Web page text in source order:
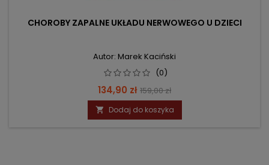
CHOROBY ZAPALNE UKŁADU NERWOWEGO U DZIECI
Autor: Marek Kaciński
(0)
Cena
134,90 zł Cena
podstawowa
159,00 zł
 Dodaj do koszyka